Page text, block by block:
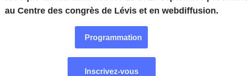
au Centre des congrès de Lévis et en webdiffusion.
Programmation
Inscrivez-vous